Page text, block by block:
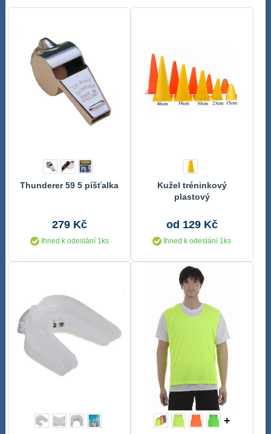
Thunderer 59 5 píšťalka
279 Kč
Ihned k odeslání 1ks
Kužel tréninkový
plastový
od 129 Kč
Ihned k odeslání 1ks
+